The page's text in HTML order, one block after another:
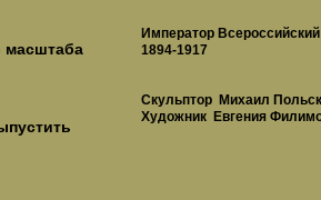
масштаба
Император Всероссийский
1894-1917
Скульптор Михаил
Художник Евгения